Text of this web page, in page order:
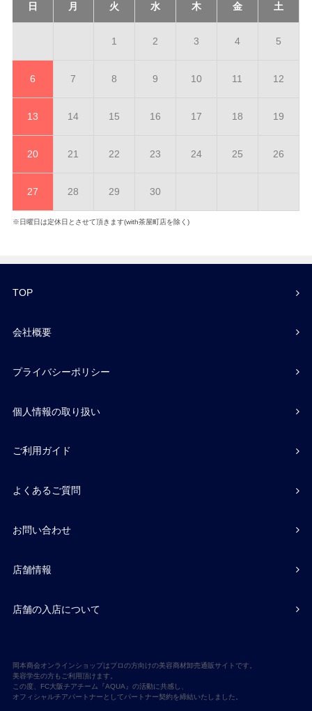
日 月 火 水 木 金 土
1 2 3 4 5
6 7 8 9 10 11 12
13 14 15 16 17 18 19
20 21 22 23 24 25 26
27 28 29 30
※日曜日は定休日とさせて頂きます(with茶屋町店を除く)
TOP
会社概要
プライバシーポリシー
個人情報の取り扱い
ご利用ガイド
よくあるご質問
お問い合わせ
店舗情報
店舗の入店について
岡本商会オンラインショップはプロの方向けの美容商材卸売通販サイトです。
美容学生の方もご利用頂けます。
この度、FC大阪チアチーム『AQUA』の活動に共感し、
オフィシャルチアパートナーとしてパートナー契約を締結いたしました。